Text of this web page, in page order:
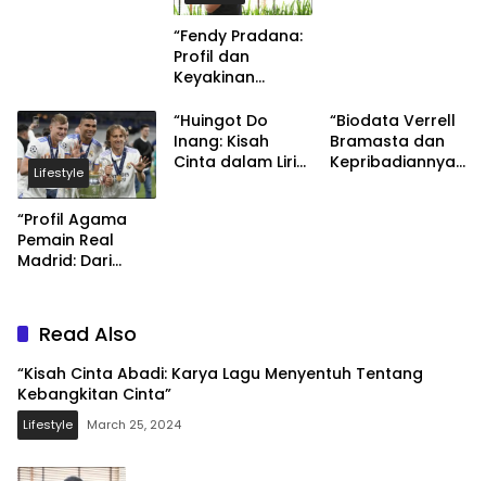
“Fendy Pradana:
Profil dan
Keyakinan
Lifestyle
“Profil Agama
Pemain Real
Madrid: Dari
Karim Benzema”
“Huingot Do
Inang: Kisah
Cinta dalam Lirik
“Biodata Verrell
Bramasta dan
Kepribadiannya
Read Also
“Kisah Cinta Abadi: Karya Lagu Menyentuh Tentang
Kebangkitan Cinta”
Lifestyle March 25, 2024